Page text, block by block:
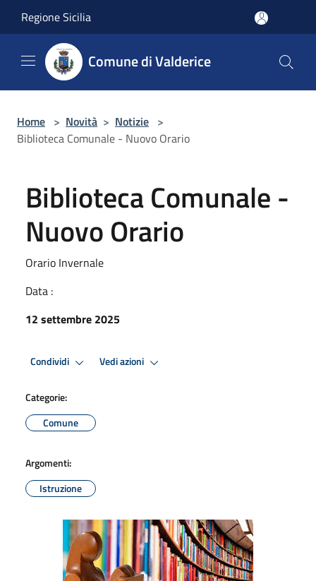
Regione Sicilia
Comune di Valderice
Home > Novità > Notizie >
Biblioteca Comunale - Nuovo Orario
Biblioteca Comunale -
Nuovo Orario
Orario Invernale
Data :
12 settembre 2025
Condividi Vedi azioni
Categorie:
Comune
Argomenti:
Istruzione